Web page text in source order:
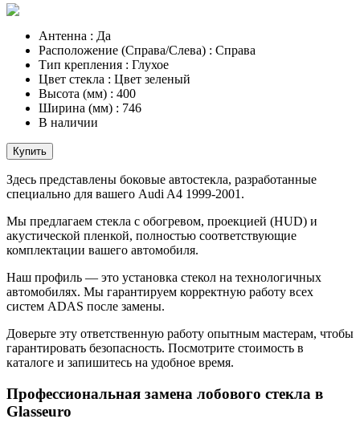
Антенна : Да
Расположение (Справа/Слева) : Справа
Тип крепления : Глухое
Цвет стекла : Цвет зеленый
Высота (мм) : 400
Ширина (мм) : 746
В наличии
Купить
Здесь представлены боковые автостекла, разработанные
специально для вашего Audi A4 1999-2001.
Мы предлагаем стекла с обогревом, проекцией (HUD) и
акустической пленкой, полностью соответствующие
комплектации вашего автомобиля.
Наш профиль — это установка стекол на технологичных
автомобилях. Мы гарантируем корректную работу всех
систем ADAS после замены.
Доверьте эту ответственную работу опытным мастерам, чтобы
гарантировать безопасность. Посмотрите стоимость в
каталоге и запишитесь на удобное время.
Профессиональная замена лобового стекла в
Glasseuro